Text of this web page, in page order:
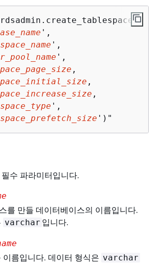
',
',
',
,
,
,
',
')"
수 파라미터입니다.
를 만들 데이터베이스의 이름입니다.
varchar 입니다.
이름입니다. 데이터 형식은 varchar